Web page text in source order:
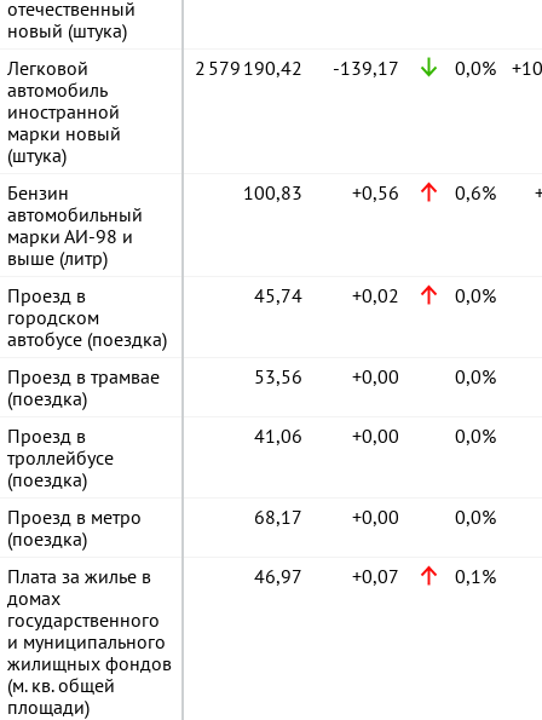
отечественный
новый (штука)
Легковой
автомобиль
иностранной
марки новый
(штука)
Бензин
автомобильный
марки АИ-98 и
выше (литр)
Проезд в
городском
автобусе (поездка)
Проезд в трамвае
(поездка)
Проезд в
троллейбусе
(поездка)
Проезд в метро
(поездка)
Плата за жилье в
домах
государственного
и муниципального
жилищных фондов
(м. кв. общей
площади)
2 579 190,42 -139,17 0,0%
100,83 +0,56 0,6%
45,74 +0,02 0,0%
53,56 +0,00 0,0%
41,06 +0,00 0,0%
68,17 +0,00 0,0%
46,97 +0,07 0,1%